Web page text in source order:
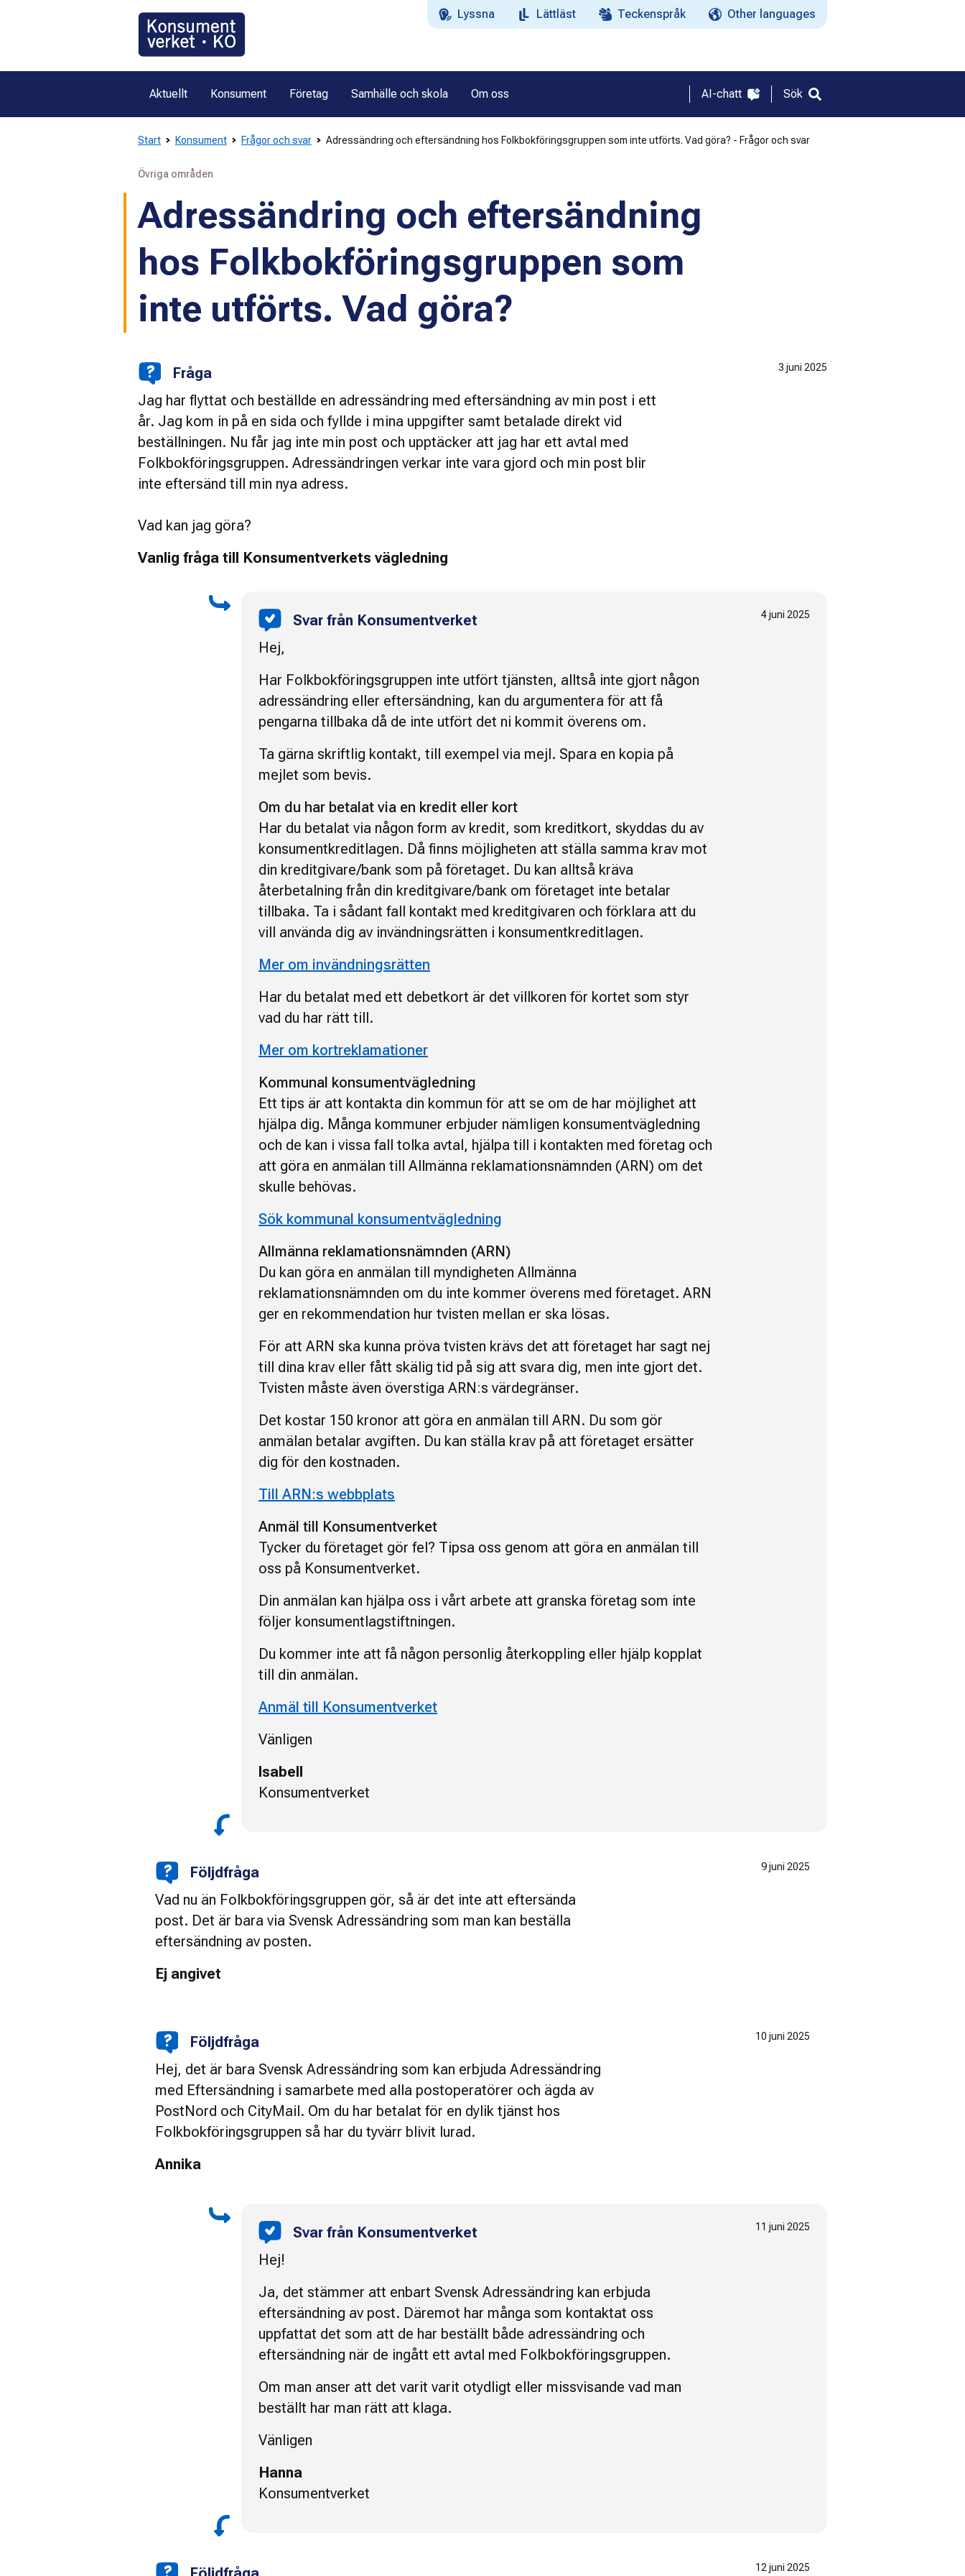
Lyssna Lättläst Teckenspråk Other languages
Aktuellt Konsument Företag Samhälle och skola Om oss AI-chatt Sök
Start Konsument Frågor och svar Adressändring och eftersändning hos Folkbokföringsgruppen som inte utförts. Vad göra? - Frågor och svar
Övriga områden
Adressändring och eftersändning
hos Folkbokföringsgruppen som
inte utförts. Vad göra?
Fråga
Jag har flyttat och beställde en adressändring med eftersändning av min post i ett
år. Jag kom in på en sida och fyllde i mina uppgifter samt betalade direkt vid
beställningen. Nu får jag inte min post och upptäcker att jag har ett avtal med
Folkbokföringsgruppen. Adressändringen verkar inte vara gjord och min post blir
inte eftersänd till min nya adress.
Vad kan jag göra?
Vanlig fråga till Konsumentverkets vägledning
3 juni 2025
Svar från Konsumentverket 4 juni 2025
Hej,
Har Folkbokföringsgruppen inte utfört tjänsten, alltså inte gjort någon
adressändring eller eftersändning, kan du argumentera för att få
pengarna tillbaka då de inte utfört det ni kommit överens om.
Ta gärna skriftlig kontakt, till exempel via mejl. Spara en kopia på
mejlet som bevis.
Om du har betalat via en kredit eller kort
Har du betalat via någon form av kredit, som kreditkort, skyddas du av
konsumentkreditlagen. Då finns möjligheten att ställa samma krav mot
din kreditgivare/bank som på företaget. Du kan alltså kräva
återbetalning från din kreditgivare/bank om företaget inte betalar
tillbaka. Ta i sådant fall kontakt med kreditgivaren och förklara att du
vill använda dig av invändningsrätten i konsumentkreditlagen.
Mer om invändningsrätten
Har du betalat med ett debetkort är det villkoren för kortet som styr
vad du har rätt till.
Mer om kortreklamationer
Kommunal konsumentvägledning
Ett tips är att kontakta din kommun för att se om de har möjlighet att
hjälpa dig. Många kommuner erbjuder nämligen konsumentvägledning
och de kan i vissa fall tolka avtal, hjälpa till i kontakten med företag och
att göra en anmälan till Allmänna reklamationsnämnden (ARN) om det
skulle behövas.
Sök kommunal konsumentvägledning
Allmänna reklamationsnämnden (ARN)
Du kan göra en anmälan till myndigheten Allmänna
reklamationsnämnden om du inte kommer överens med företaget. ARN
ger en rekommendation hur tvisten mellan er ska lösas.
För att ARN ska kunna pröva tvisten krävs det att företaget har sagt nej
till dina krav eller fått skälig tid på sig att svara dig, men inte gjort det.
Tvisten måste även överstiga ARN:s värdegränser.
Det kostar 150 kronor att göra en anmälan till ARN. Du som gör
anmälan betalar avgiften. Du kan ställa krav på att företaget ersätter
dig för den kostnaden.
Till ARN:s webbplats
Anmäl till Konsumentverket
Tycker du företaget gör fel? Tipsa oss genom att göra en anmälan till
oss på Konsumentverket.
Din anmälan kan hjälpa oss i vårt arbete att granska företag som inte
följer konsumentlagstiftningen.
Du kommer inte att få någon personlig återkoppling eller hjälp kopplat
till din anmälan.
Anmäl till Konsumentverket
Vänligen
Isabell
Konsumentverket
Följdfråga 9 juni 2025
Vad nu än Folkbokföringsgruppen gör, så är det inte att eftersända
post. Det är bara via Svensk Adressändring som man kan beställa
eftersändning av posten.
Ej angivet
Följdfråga 10 juni 2025
Hej, det är bara Svensk Adressändring som kan erbjuda Adressändring
med Eftersändning i samarbete med alla postoperatörer och ägda av
PostNord och CityMail. Om du har betalat för en dylik tjänst hos
Folkbokföringsgruppen så har du tyvärr blivit lurad.
Annika
Svar från Konsumentverket 11 juni 2025
Hej!
Ja, det stämmer att enbart Svensk Adressändring kan erbjuda
eftersändning av post. Däremot har många som kontaktat oss
uppfattat det som att de har beställt både adressändring och
eftersändning när de ingått ett avtal med Folkbokföringsgruppen.
Om man anser att det varit varit otydligt eller missvisande vad man
beställt har man rätt att klaga.
Vänligen
Hanna
Konsumentverket
12 juni 2025